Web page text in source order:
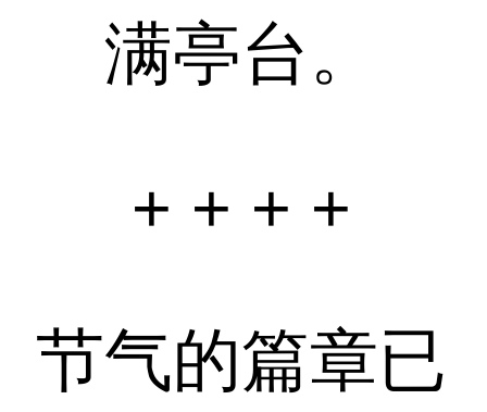
满亭台。
+ + + +
节气的篇章已